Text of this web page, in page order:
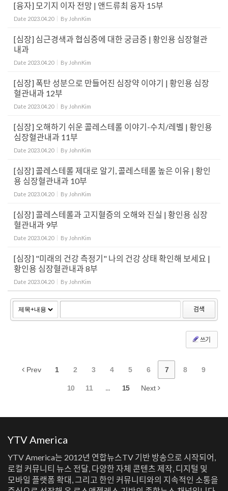
[융자] 모기지 이자 전망 | 앤드류최 융자 15부
Date 2023.04.20 By JohnKim
[심장] 심근경색과 협심증에 대한 궁금증 | 황인용 심장혈관
내과
Date 2023.04.20 By JohnKim
[심장] 폭탄 성분으로 만들어진 심장약 이야기 | 황인용 심장
혈관내과 12부
Date 2023.04.20 By JohnKim
[심장] 오해하기 쉬운 콜레스테롤 이야기-수치/레벨 | 황인용
심장혈관내과 11부
Date 2023.04.20 By JohnKim
[심장] 콜레스테롤 제대로 알기, 콜레스테롤 높은 이유 | 황인
용 심장혈관내과 10부
Date 2023.04.20 By JohnKim
[심장] 콜레스테롤과 고지혈증의 오해와 진실 | 황인용 심장
혈관내과 9부
Date 2023.04.20 By JohnKim
[심장] "미래의 건강 측정기" 나의 건강 상태 확인해 보세요 |
황인용 심장혈관내과 8부
Date 2023.04.20 By JohnKim
검색
쓰기
Prev 1 2 3 4 5 6 7 8 9
10 11 ... 15 Next
YTV America
YTV America는 2012년 연합뉴스TV 기반 방송으로 시작되어,
로컬 커뮤니티 뉴스 전달, 다양한 자체 콘텐츠 제작, 디지털 및
모바일 플랫폼 확대, 그리고 한인 커뮤니티와의 지속적인 소통을